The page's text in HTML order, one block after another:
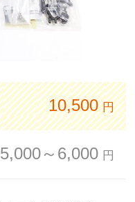
10,500 円
5,000～6,000 円